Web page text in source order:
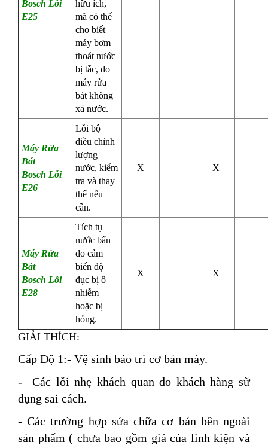
Bosch Lỗi
E25
hữu ích,
mã có thể
cho biết
máy bơm
thoát nước
bị tắc, do
máy rửa
bát không
xả nước.
Máy Rửa
Bát
Bosch Lỗi
E26
Lỗi bộ
điều chỉnh
lượng
nước, kiểm
tra và thay
thế nếu
cần.
X X
Máy Rửa
Bát
Bosch Lỗi
E28
Tích tụ
nước bẩn
do cảm
biến độ
đục bị ô
nhiễm
hoặc bị
hỏng.
X X
GIẢI THÍCH:
Cấp Độ 1:- Vệ sinh bảo trì cơ bản máy.
- Các lỗi nhẹ khách quan do khách hàng sữ
dụng sai cách.
- Các trường hợp sửa chữa cơ bản bên ngoài
sản phẩm ( chưa bao gồm giá của linh kiện và